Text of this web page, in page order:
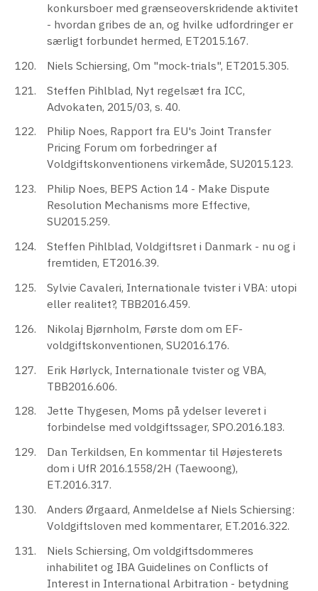
konkursboer med grænseoverskridende aktivitet
- hvordan gribes de an, og hvilke udfordringer er
særligt forbundet hermed, ET2015.167.
Niels Schiersing, Om "mock-trials", ET2015.305.
Steffen Pihlblad, Nyt regelsæt fra ICC,
Advokaten, 2015/03, s. 40.
Philip Noes, Rapport fra EU's Joint Transfer
Pricing Forum om forbedringer af
Voldgiftskonventionens virkemåde, SU2015.123.
Philip Noes, BEPS Action 14 - Make Dispute
Resolution Mechanisms more Effective,
SU2015.259.
Steffen Pihlblad, Voldgiftsret i Danmark - nu og i
fremtiden, ET2016.39.
Sylvie Cavaleri, Internationale tvister i VBA: utopi
eller realitet?, TBB2016.459.
Nikolaj Bjørnholm, Første dom om EF-
voldgiftskonventionen, SU2016.176.
Erik Hørlyck, Internationale tvister og VBA,
TBB2016.606.
Jette Thygesen, Moms på ydelser leveret i
forbindelse med voldgiftssager, SPO.2016.183.
Dan Terkildsen, En kommentar til Højesterets
dom i UfR 2016.1558/2H (Taewoong),
ET.2016.317.
Anders Ørgaard, Anmeldelse af Niels Schiersing:
Voldgiftsloven med kommentarer, ET.2016.322.
Niels Schiersing, Om voldgiftsdommeres
inhabilitet og IBA Guidelines on Conflicts of
Interest in International Arbitration - betydning